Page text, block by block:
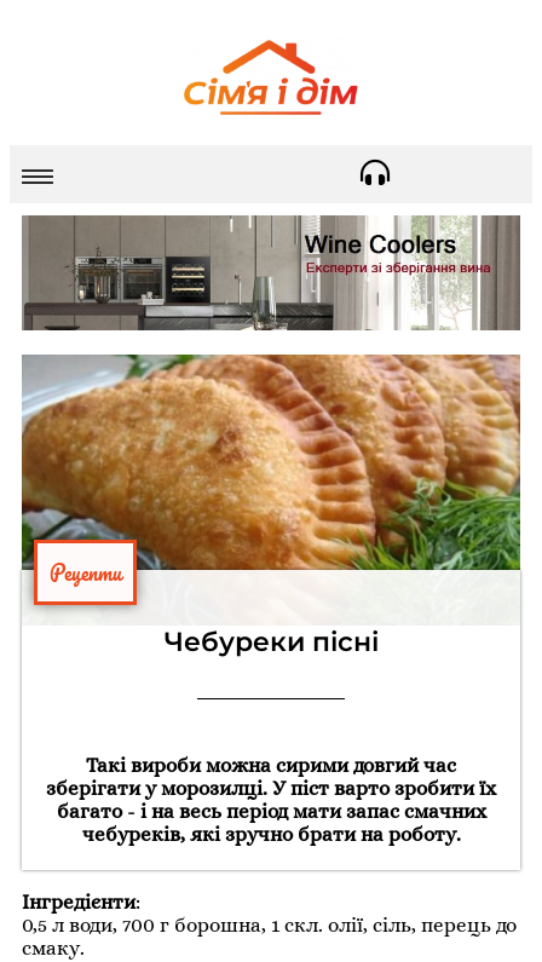
Рецепти
Чебуреки пісні
Такі вироби можна сирими довгий час
зберігати у морозилці. У піст варто зробити їх
багато - і на весь період мати запас смачних
чебуреків, які зручно брати на роботу.
Інгредієнти:
0,5 л води, 700 г борошна, 1 скл. олії, сіль, перець до
смаку.